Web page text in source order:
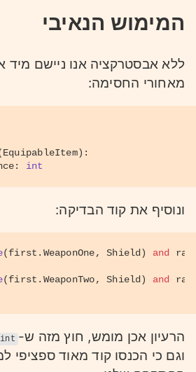
המימוש הנאיבי
ללא אבסטרקציה אנו ניישם מיד
מאחורי החסימה:
EquipableItem):
int
ונוסיף את קוד הבדיקה:
(first.WeaponOne, Shield) and
(first.WeaponTwo, Shield) and
הרעיון אכן מומש, חוץ מזה ש-
וגם כי הכנסו קוד מאוד ספציפי